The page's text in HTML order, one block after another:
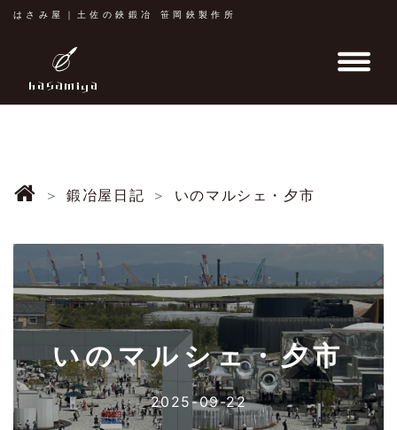
はさみ屋｜土佐の鋏鍛冶 笹岡鋏製作所
鍛冶屋日記 いのマルシェ・夕市
いのマルシェ・夕市
2025-09-22